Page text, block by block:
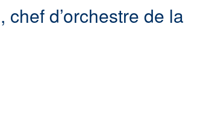
chef d’orchestre de la